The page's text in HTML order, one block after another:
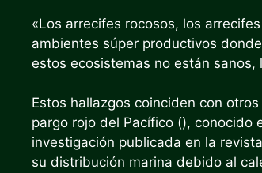
«Los arrecifes rocosos, los
ambientes súper productivos
estos ecosistemas no están
Estos hallazgos coinciden con
pargo rojo del Pacífico (), conocido
investigación publicada en la revista
su distribución marina debido al